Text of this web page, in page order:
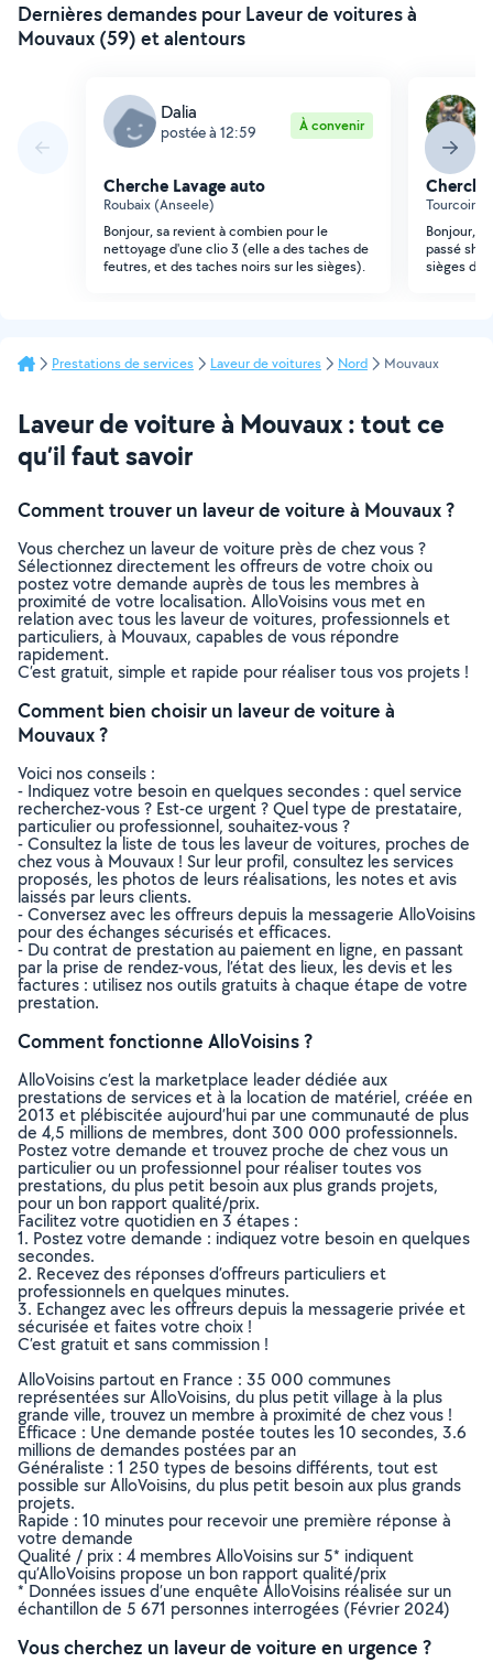
Dernières demandes pour Laveur de voitures à
Mouvaux (59) et alentours
Dalia
postée à 12:59 À convenir
Cherche Lavage auto
Roubaix (Anseele)
Bonjour, sa revient à combien pour le
nettoyage d'une clio 3 (elle a des taches de
feutres, et des taches noirs sur les sièges).
Tourcoing
Bonjour,
passé
sièges de
Prestations de services Laveur de voitures Nord Mouvaux
Laveur de voiture à Mouvaux : tout ce
qu’il faut savoir
Comment trouver un laveur de voiture à Mouvaux ?
Vous cherchez un laveur de voiture près de chez vous ?
Sélectionnez directement les offreurs de votre choix ou
postez votre demande auprès de tous les membres à
proximité de votre localisation. AlloVoisins vous met en
relation avec tous les laveur de voitures, professionnels et
particuliers, à Mouvaux, capables de vous répondre
rapidement.
C’est gratuit, simple et rapide pour réaliser tous vos projets !
Comment bien choisir un laveur de voiture à
Mouvaux ?
Voici nos conseils :
- Indiquez votre besoin en quelques secondes : quel service
recherchez-vous ? Est-ce urgent ? Quel type de prestataire,
particulier ou professionnel, souhaitez-vous ?
- Consultez la liste de tous les laveur de voitures, proches de
chez vous à Mouvaux ! Sur leur profil, consultez les services
proposés, les photos de leurs réalisations, les notes et avis
laissés par leurs clients.
- Conversez avec les offreurs depuis la messagerie AlloVoisins
pour des échanges sécurisés et efficaces.
- Du contrat de prestation au paiement en ligne, en passant
par la prise de rendez-vous, l’état des lieux, les devis et les
factures : utilisez nos outils gratuits à chaque étape de votre
prestation.
Comment fonctionne AlloVoisins ?
AlloVoisins c’est la marketplace leader dédiée aux
prestations de services et à la location de matériel, créée en
2013 et plébiscitée aujourd’hui par une communauté de plus
de 4,5 millions de membres, dont 300 000 professionnels.
Postez votre demande et trouvez proche de chez vous un
particulier ou un professionnel pour réaliser toutes vos
prestations, du plus petit besoin aux plus grands projets,
pour un bon rapport qualité/prix.
Facilitez votre quotidien en 3 étapes :
1. Postez votre demande : indiquez votre besoin en quelques
secondes.
2. Recevez des réponses d’offreurs particuliers et
professionnels en quelques minutes.
3. Echangez avec les offreurs depuis la messagerie privée et
sécurisée et faites votre choix !
C’est gratuit et sans commission !
AlloVoisins partout en France : 35 000 communes
représentées sur AlloVoisins, du plus petit village à la plus
grande ville, trouvez un membre à proximité de chez vous !
Efficace : Une demande postée toutes les 10 secondes, 3.6
millions de demandes postées par an
Généraliste : 1 250 types de besoins différents, tout est
possible sur AlloVoisins, du plus petit besoin aux plus grands
projets.
Rapide : 10 minutes pour recevoir une première réponse à
votre demande
Qualité / prix : 4 membres AlloVoisins sur 5* indiquent
qu’AlloVoisins propose un bon rapport qualité/prix
* Données issues d’une enquête AlloVoisins réalisée sur un
échantillon de 5 671 personnes interrogées (Février 2024)
Vous cherchez un laveur de voiture en urgence ?